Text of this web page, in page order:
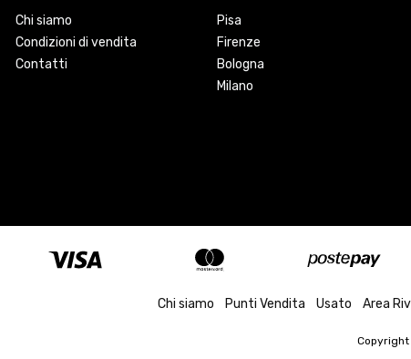
Chi siamo
Condizioni di vendita
Contatti
Pisa
Firenze
Bologna
Milano
Chi siamo Punti Vendita Usato Area